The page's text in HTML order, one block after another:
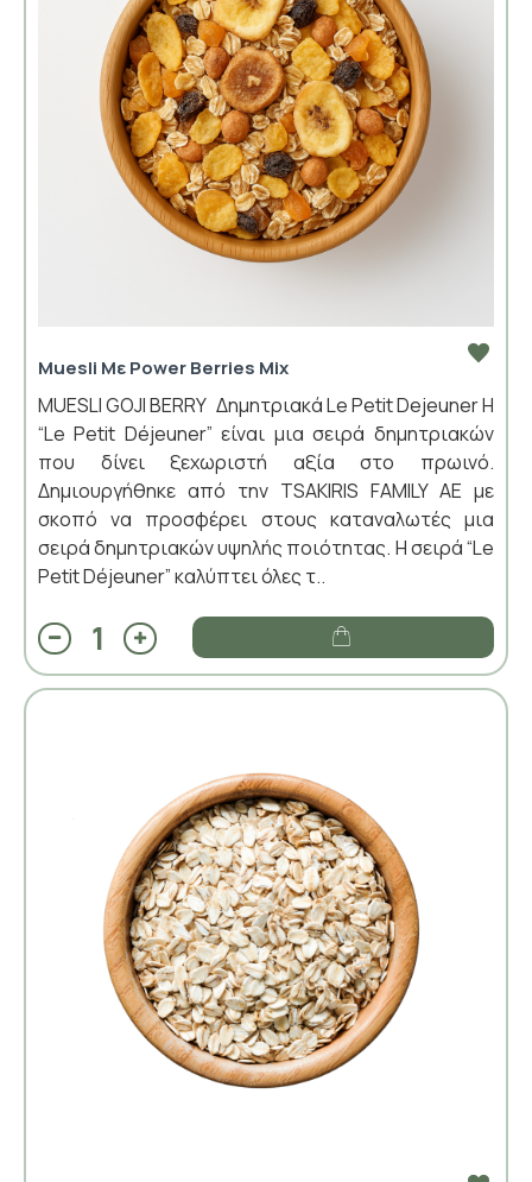
Muesli Με Power Berries Mix
MUESLI GOJI BERRY Δημητριακά Le Petit Dejeuner Η
“Le Petit Déjeuner” είναι μια σειρά δημητριακών
που δίνει ξεχωριστή αξία στο πρωινό.
Δημιουργήθηκε από την TSAKIRIS FAMILY ΑΕ με
σκοπό να προσφέρει στους καταναλωτές μια
σειρά δημητριακών υψηλής ποιότητας. Η σειρά “Le
Petit Déjeuner” καλύπτει όλες τ..